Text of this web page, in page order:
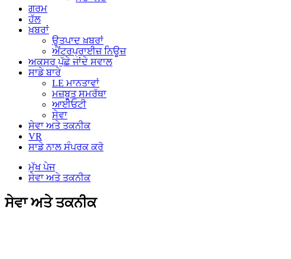
ਗਰਮ
ਹੱਲ
ਖ਼ਬਰਾਂ
ਉਤਪਾਦ ਖ਼ਬਰਾਂ
ਐਂਟਰਪ੍ਰਾਈਜ਼ ਨਿਊਜ਼
ਅਕਸਰ ਪੁੱਛੇ ਜਾਂਦੇ ਸਵਾਲ
ਸਾਡੇ ਬਾਰੇ
LE ਮਾਨਤਾਵਾਂ
ਮਜ਼ਬੂਤ ​​ਸਮਰੱਥਾ
ਆਈਓਟੀ
ਸੇਵਾ
ਸੇਵਾ ਅਤੇ ਤਕਨੀਕ
VR
ਸਾਡੇ ਨਾਲ ਸੰਪਰਕ ਕਰੋ
ਮੁੱਖ ਪੇਜ
ਸੇਵਾ ਅਤੇ ਤਕਨੀਕ
ਸੇਵਾ ਅਤੇ ਤਕਨੀਕ